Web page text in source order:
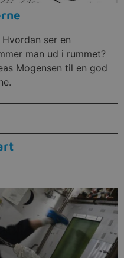
ser en
man ud i rummet?
Mogensen til en god